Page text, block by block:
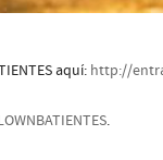
aquí: http://
.